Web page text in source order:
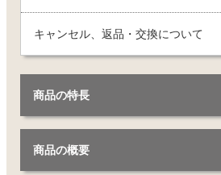
キャンセル、返品・交換について
商品の特長
商品の概要